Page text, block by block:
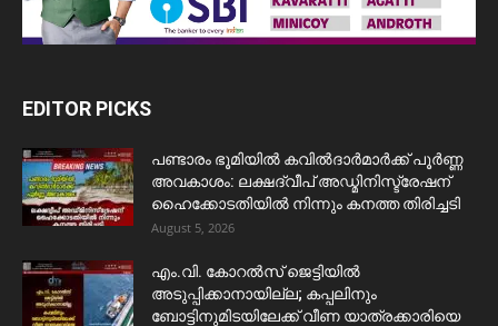
EDITOR PICKS
പണ്ടാരം ഭൂമിയിൽ കവിൽദാർമാർക്ക് പൂർണ്ണ
അവകാശം: ലക്ഷദ്വീപ് അഡ്മിനിസ്ട്രേഷന്
ഹൈക്കോടതിയിൽ നിന്നും കനത്ത തിരിച്ചടി
August 5, 2026
​എം.വി. കോറൽസ് ജെട്ടിയിൽ
അടുപ്പിക്കാനായില്ല; കപ്പലിനും
ബോട്ടിനുമിടയിലേക്ക് വീണ യാത്രക്കാരിയെ